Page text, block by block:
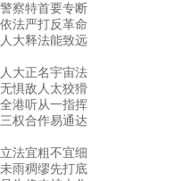
警察特首要专断
依法严打反革命
人大释法能致远
人大正名宇宙法
无惧敌人太狡猾
全港听从一指挥
三权合作易通达
立法宜粗不宜细
未雨稠缪先打底